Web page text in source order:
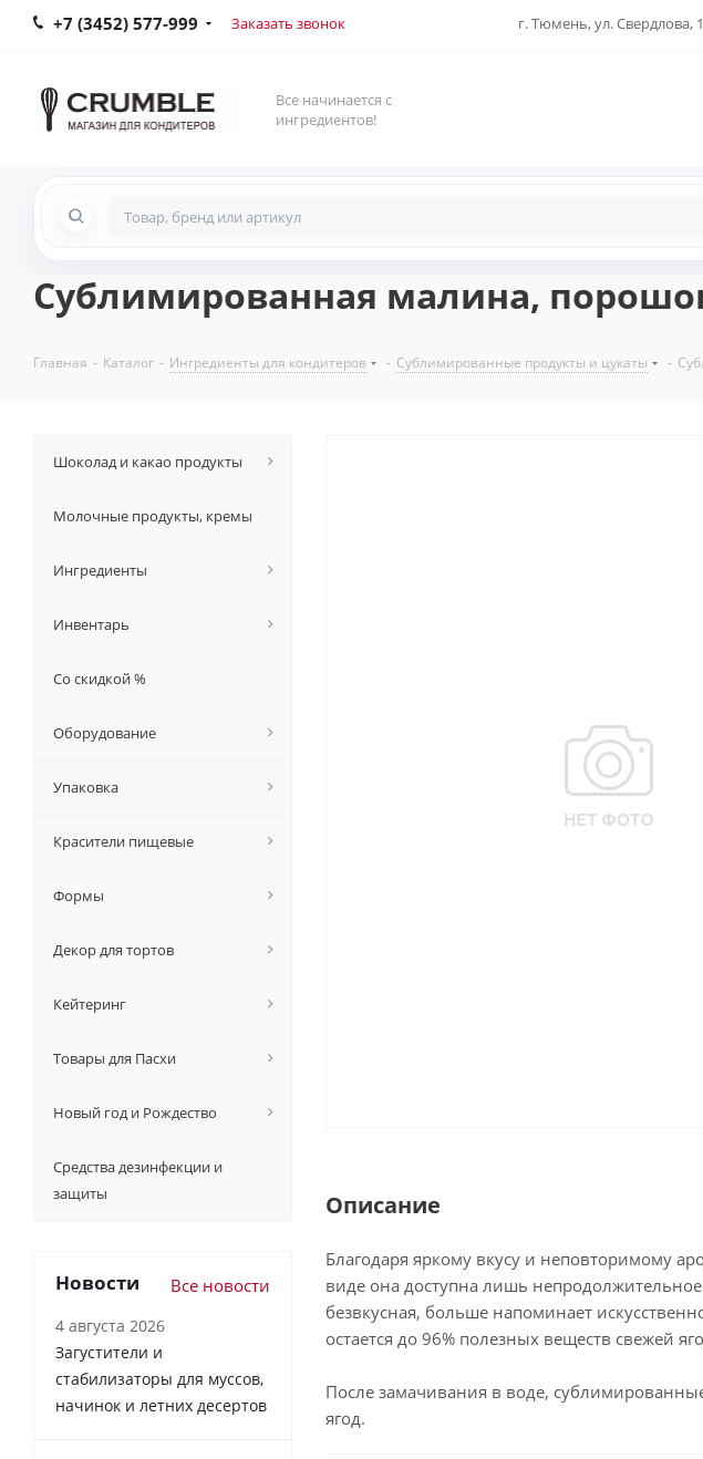
+7 (3452) 577-999 Заказать звонок г. Тюмень, ул. Свердлова, 1
Все начинается с
ингредиентов!
Сублимированная малина,
Главная - Каталог - Ингредиенты для кондитеров - Сублимированные продукты и цукаты -
Описание
Благодаря яркому вкусу и неповторимому
виде она доступна лишь
безвкусная, больше напоминает
остается до 96% полезных веществ свежей
После замачивания в воде,
ягод.
Шоколад и какао продукты
Молочные продукты, кремы
Ингредиенты
Инвентарь
Со скидкой %
Оборудование
Упаковка
Красители пищевые
Формы
Декор для тортов
Кейтеринг
Товары для Пасхи
Новый год и Рождество
Средства дезинфекции и
защиты
Новости Все новости
4 августа 2026
Загустители и
стабилизаторы для муссов,
начинок и летних десертов